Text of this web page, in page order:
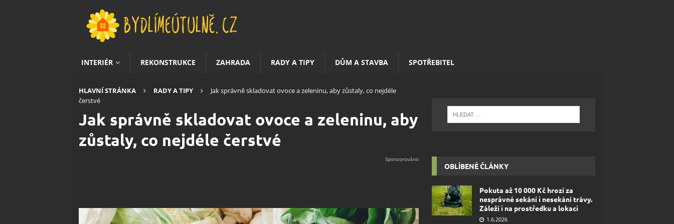
INTERIÉR REKONSTRUKCE ZAHRADA RADY A TIPY DŮM A STAVBA SPOTŘEBITEL
HLAVNÍ STRÁNKA RADY A TIPY
Jak správně skladovat ovoce a zeleninu, aby zůstaly, co nejdéle
čerstvé
Jak správně skladovat ovoce a zeleninu, aby
zůstaly, co nejdéle čerstvé
OBLÍBENÉ ČLÁNKY
Pokuta až 10 000 Kč hrozí za
nesprávné sekání i nesekání trávy.
Záleží i na prostředku a lokaci
1.6.2026